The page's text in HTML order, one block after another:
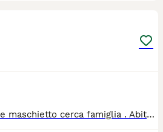
Bellissimo giocherellone maschietto cerca famiglia . Abituato alla lettiera e alle crocchette, molto affettuoso